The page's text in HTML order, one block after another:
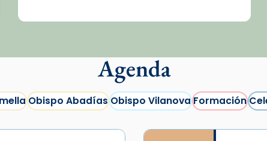
Agenda
Obispo AbadíasObispo VilanovaFormación